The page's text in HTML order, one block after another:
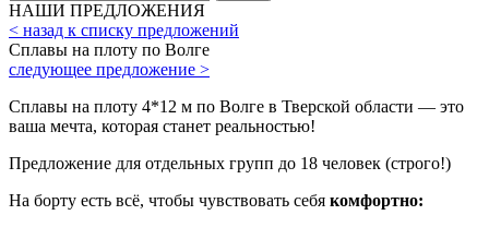
НАШИ ПРЕДЛОЖЕНИЯ
< назад к списку предложений
Сплавы на плоту по Волге
следующее предложение >
Сплавы на плоту 4*12 м по Волге в Тверской области — это
ваша мечта, которая станет реальностью!
Предложение для отдельных групп до 18 человек (строго!)
На борту есть всё, чтобы чувствовать себя комфортно: